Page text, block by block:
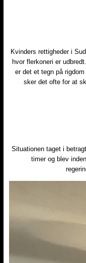
Kvinders rettigheder i
hvor flerkoneri er
er det et tegn på
sker det ofte for at
Situationen taget i
timer og blev